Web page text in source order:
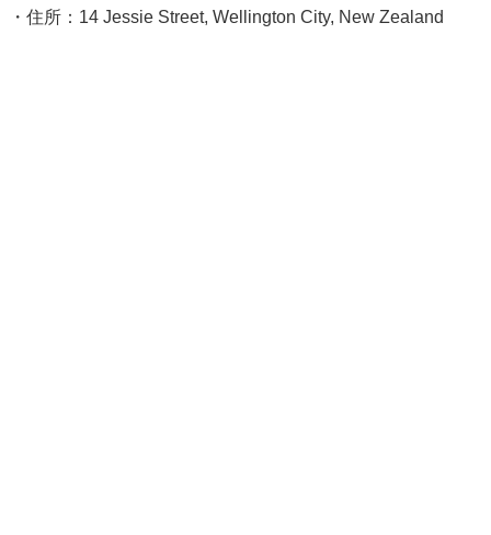
・住所：14 Jessie Street, Wellington City, New Zealand